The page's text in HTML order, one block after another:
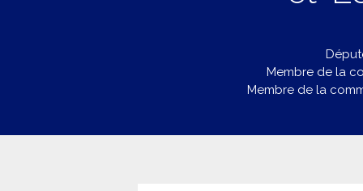
Membre de la
Membre de la